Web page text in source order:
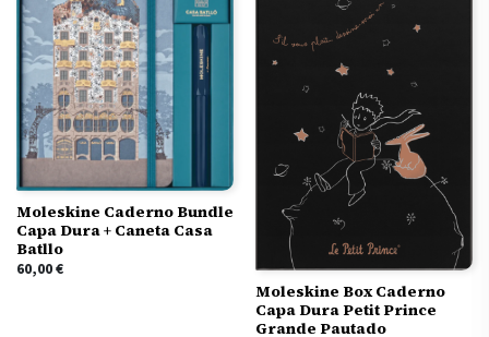
Moleskine Caderno Bundle
Capa Dura + Caneta Casa
Batllo
60,00€
Moleskine Box Caderno
Capa Dura Petit Prince
Grande Pautado